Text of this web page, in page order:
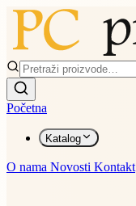
Početna
Katalog
O nama Novosti Kontakt